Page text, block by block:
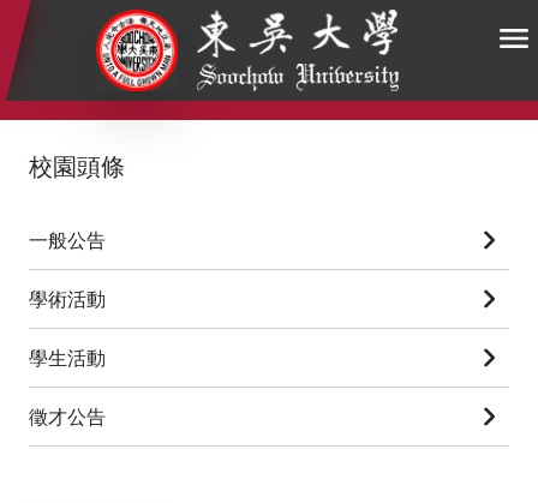
:::
校園頭條
一般公告
學術活動
學生活動
徵才公告